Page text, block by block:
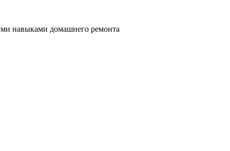
навыками домашнего ремонта